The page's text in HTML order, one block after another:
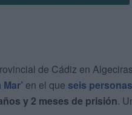
de Cádiz en
en el que seis
y 2 meses de prisión.